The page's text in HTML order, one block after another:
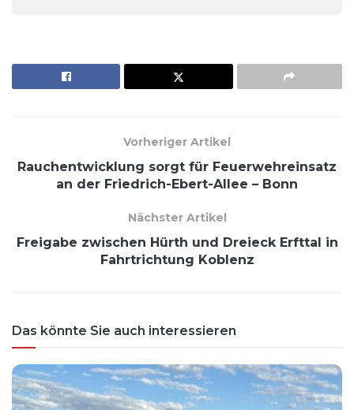
Vorheriger Artikel
Rauchentwicklung sorgt für Feuerwehreinsatz
an der Friedrich-Ebert-Allee – Bonn
Nächster Artikel
Freigabe zwischen Hürth und Dreieck Erfttal in
Fahrtrichtung Koblenz
Das könnte Sie auch interessieren